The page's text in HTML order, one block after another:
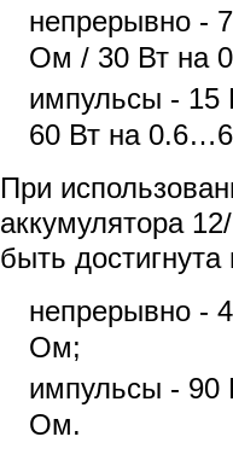
непрерывно -
Ом / 30 Вт на
импульсы -
60 Вт на
При
аккумулятора
быть
непрерывно -
Ом;
импульсы -
Ом.